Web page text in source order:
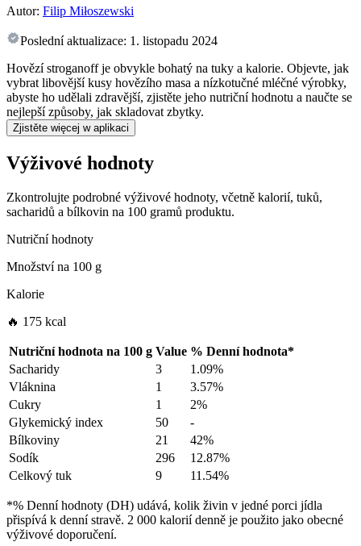
Autor: Filip Miłoszewski
Poslední aktualizace: 1. listopadu 2024
Hovězí stroganoff je obvykle bohatý na tuky a kalorie. Objevte, jak
vybrat libovější kusy hovězího masa a nízkotučné mléčné výrobky,
abyste ho udělali zdravější, zjistěte jeho nutriční hodnotu a naučte se
nejlepší způsoby, jak skladovat zbytky.
Zjistěte więcej w aplikaci
Výživové hodnoty
Zkontrolujte podrobné výživové hodnoty, včetně kalorií, tuků,
sacharidů a bílkovin na 100 gramů produktu.
Nutriční hodnoty
Množství na 100 g
Kalorie
🔥 175 kcal
Nutriční hodnota na 100 g Value % Denní hodnota*
Sacharidy
3
1.09%
Vláknina
1
3.57%
Cukry
1
2%
Glykemický index
50
-
Bílkoviny
21
42%
Sodík
296
12.87%
Celkový tuk
9 11.54%
*% Denní hodnoty (DH) udává, kolik živin v jedné porci jídla
přispívá k denní stravě. 2 000 kalorií denně je použito jako obecné
výživové doporučení.